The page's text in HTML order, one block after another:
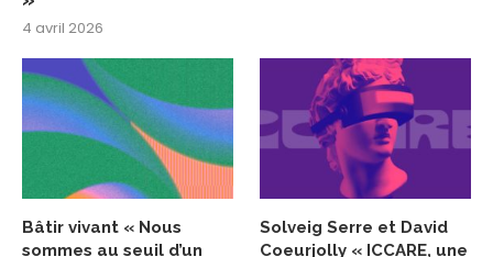
4 avril 2026
Bâtir vivant « Nous
sommes au seuil d’un
Solveig Serre et David
Coeurjolly « ICCARE, une